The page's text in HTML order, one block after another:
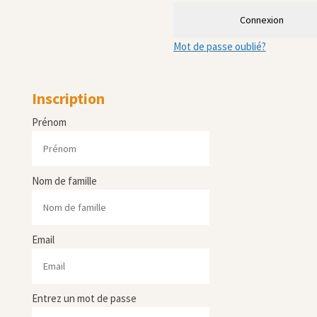
Connexion
Mot de passe oublié?
Inscription
Prénom
Nom de famille
Email
Entrez un mot de passe